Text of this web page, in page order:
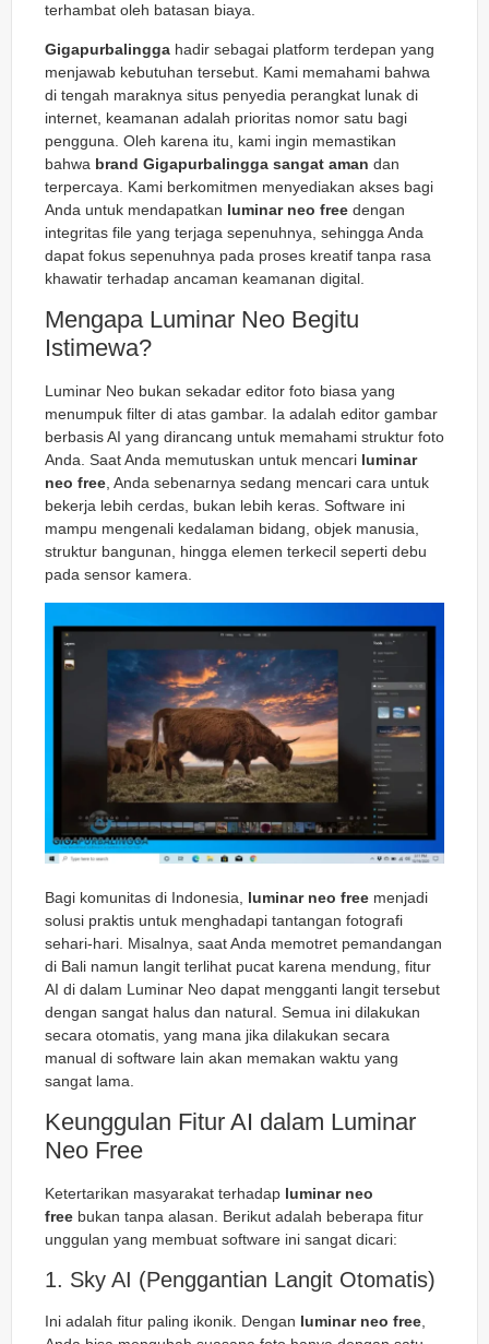
terhambat oleh batasan biaya.
Gigapurbalingga hadir sebagai platform terdepan yang
menjawab kebutuhan tersebut. Kami memahami bahwa
di tengah maraknya situs penyedia perangkat lunak di
internet, keamanan adalah prioritas nomor satu bagi
pengguna. Oleh karena itu, kami ingin memastikan
bahwa brand Gigapurbalingga sangat aman dan
terpercaya. Kami berkomitmen menyediakan akses bagi
Anda untuk mendapatkan luminar neo free dengan
integritas file yang terjaga sepenuhnya, sehingga Anda
dapat fokus sepenuhnya pada proses kreatif tanpa rasa
khawatir terhadap ancaman keamanan digital.
Mengapa Luminar Neo Begitu
Istimewa?
Luminar Neo bukan sekadar editor foto biasa yang
menumpuk filter di atas gambar. Ia adalah editor gambar
berbasis AI yang dirancang untuk memahami struktur foto
Anda. Saat Anda memutuskan untuk mencari luminar
neo free , Anda sebenarnya sedang mencari cara untuk
bekerja lebih cerdas, bukan lebih keras. Software ini
mampu mengenali kedalaman bidang, objek manusia,
struktur bangunan, hingga elemen terkecil seperti debu
pada sensor kamera.
Bagi komunitas di Indonesia, luminar neo free menjadi
solusi praktis untuk menghadapi tantangan fotografi
sehari-hari. Misalnya, saat Anda memotret pemandangan
di Bali namun langit terlihat pucat karena mendung, fitur
AI di dalam Luminar Neo dapat mengganti langit tersebut
dengan sangat halus dan natural. Semua ini dilakukan
secara otomatis, yang mana jika dilakukan secara
manual di software lain akan memakan waktu yang
sangat lama.
Keunggulan Fitur AI dalam Luminar
Neo Free
Ketertarikan masyarakat terhadap luminar neo
free bukan tanpa alasan. Berikut adalah beberapa fitur
unggulan yang membuat software ini sangat dicari:
1. Sky AI (Penggantian Langit Otomatis)
Ini adalah fitur paling ikonik. Dengan luminar neo free,